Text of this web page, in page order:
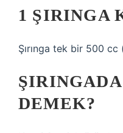
1 ŞIRINGA
Şırınga tek bir 500
DEMEK?